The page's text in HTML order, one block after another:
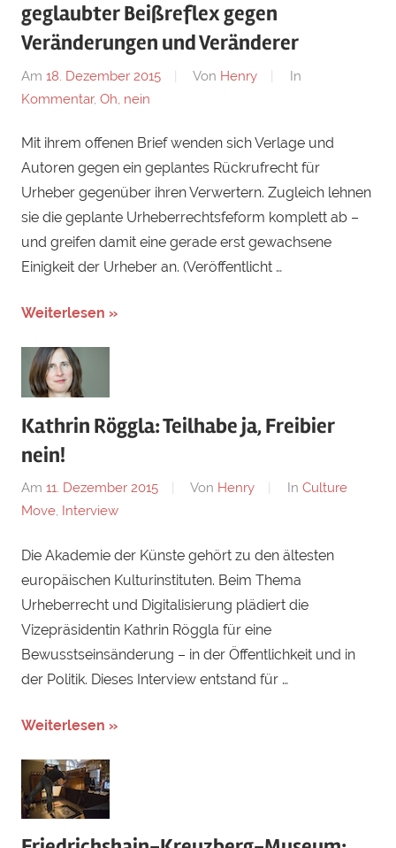
geglaubter Beißreflex gegen
Veränderungen und Veränderer
Am 18. Dezember 2015 Von Henry
In
Kommentar, Oh, nein
Mit ihrem offenen Brief wenden sich Verlage und
Autoren gegen ein geplantes Rückrufrecht für
Urheber gegenüber ihren Verwertern. Zugleich lehnen
sie die geplante Urheberrechtsfeform komplett ab –
und greifen damit eine gerade erst gewachsene
Einigkeit der Urheber an. (Veröffentlicht …
Weiterlesen »
Kathrin Röggla: Teilhabe ja, Freibier
nein!
Am 11. Dezember 2015 Von Henry In Culture
Move, Interview
Die Akademie der Künste gehört zu den ältesten
europäischen Kulturinstituten. Beim Thema
Urheberrecht und Digitalisierung plädiert die
Vizepräsidentin Kathrin Röggla für eine
Bewusstseinsänderung – in der Öffentlichkeit und in
der Politik. Dieses Interview entstand für …
Weiterlesen »